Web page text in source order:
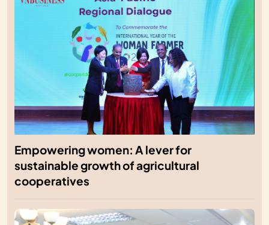
Empowering women: A lever for
sustainable growth of agricultural
cooperatives